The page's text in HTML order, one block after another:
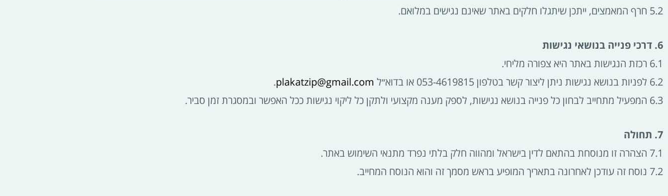
5.2 חרף המאמצים, ייתכן שיתגלו חלקים באתר שאינם נגישים במלואם.
6. דרכי פנייה בנושאי נגישות
6.1 רכזת הנגישות באתר היא צפורה מליחי.
6.2 לפניות בנושא נגישות ניתן ליצור קשר בטלפון 053-4619815 או בדוא״ל
plakatzip@gmail.com
.
6.3 המפעיל מתחייב לבחון כל פנייה בנושא נגישות, לספק מענה מקצועי ולתקן כל ליקוי נגישות ככל האפשר ובמסגרת זמן סביר.
7. תחולה
7.1 הצהרה זו מנוסחת בהתאם לדין בישראל ומהווה חלק בלתי נפרד מתנאי השימוש באתר.
7.2 נוסח זה עודכן לאחרונה בתאריך המופיע בראש מסמך זה והוא הנוסח המחייב.